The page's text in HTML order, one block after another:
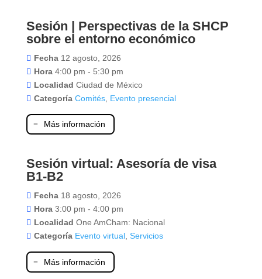
12
Sesión | Perspectivas de la SHCP
sobre el entorno económico
Fecha 12 agosto, 2026
Hora 4:00 pm - 5:30 pm
Localidad Ciudad de México
Categoría Comités, Evento presencial
Más información
18
Sesión virtual: Asesoría de visa
B1-B2
Fecha 18 agosto, 2026
Hora 3:00 pm - 4:00 pm
Localidad One AmCham: Nacional
Categoría Evento virtual, Servicios
Más información